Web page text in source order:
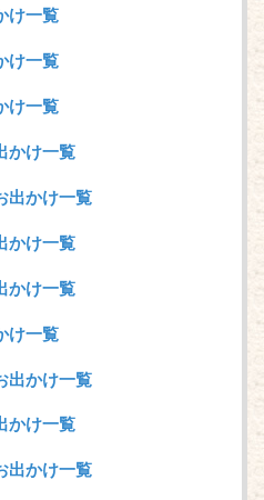
け一覧
け一覧
け一覧
かけ一覧
出かけ一覧
かけ一覧
かけ一覧
け一覧
出かけ一覧
かけ一覧
出かけ一覧